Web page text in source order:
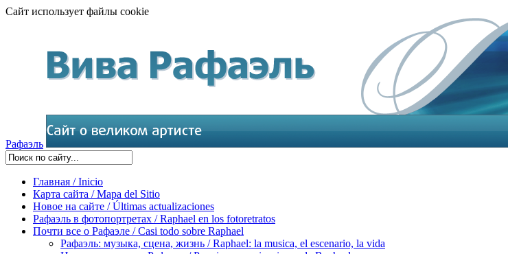
Сайт использует файлы cookie
Рафаэль
Главная / Inicio
Карта сайта / Mapa del Sitio
Новое на сайте / Últimas actualizaciones
Рафаэль в фотопортретах / Raphael en los fotoretratos
Почти все о Рафаэле / Casi todo sobre Raphael
Рафаэль: музыка, сцена, жизнь / Raphael: la musica, el escenario, la vida